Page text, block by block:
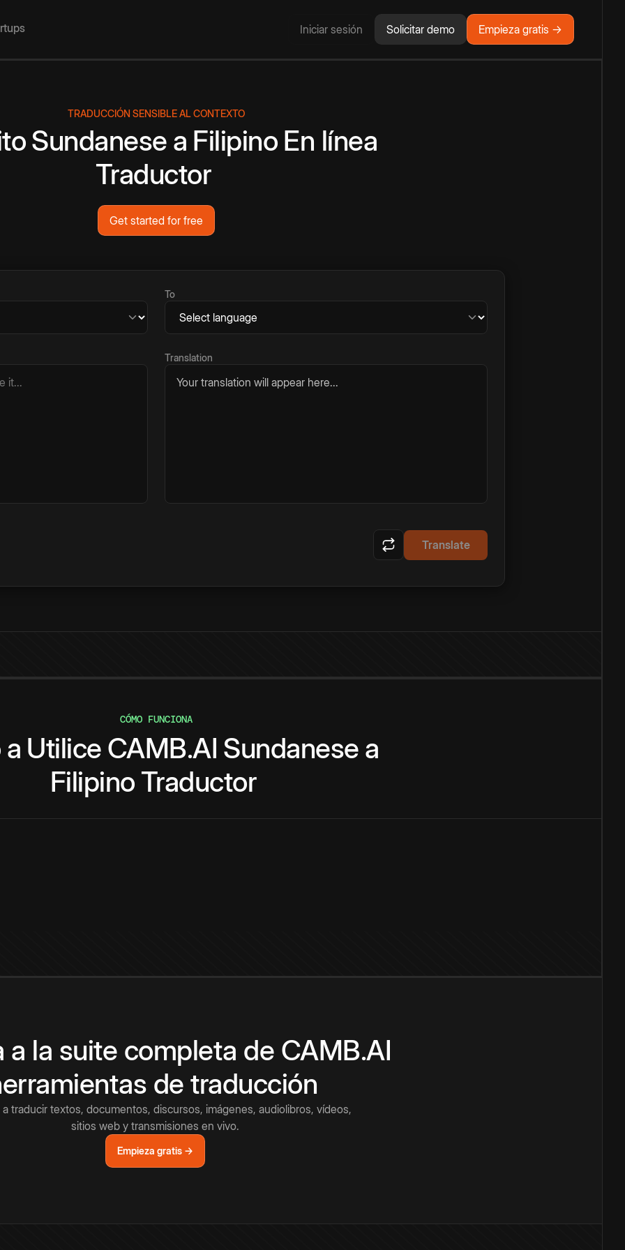
Iniciar sesión Solicitar demo Empieza gratis →
TRADUCCIÓN SENSIBLE AL CONTEXTO
Sundanese a Filipino En línea
Traductor
Get started for free
To
Translation
Your translation will appear here...
Translate
CÓMO FUNCIONA
a Utilice CAMB.AI Sundanese a
Filipino Traductor
a la suite completa de CAMB.AI
de traducción
a traducir textos, documentos, discursos, imágenes, audiolibros, vídeos,
sitios web y transmisiones en vivo.
Empieza gratis →